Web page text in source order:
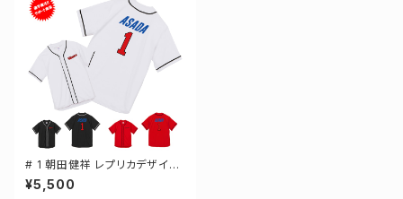
# 1 朝田健祥 レプリカデザイン
3カラー 選手還元 ベースボール
シャツ S-XXLサイズ 598201
¥5,500